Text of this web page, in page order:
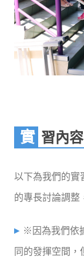
實習內容
以下為我們的實
的專長討論調整
※因為我們依
同的發揮空間